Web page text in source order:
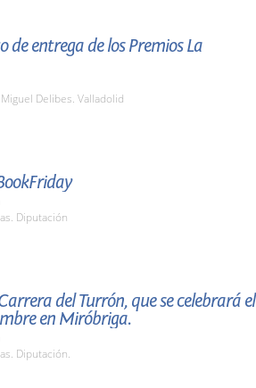
de entrega de los Premios La
Delibes. Valladolid
Diputación
del Turrón, que se celebrará el
en Miróbriga.
Diputación.